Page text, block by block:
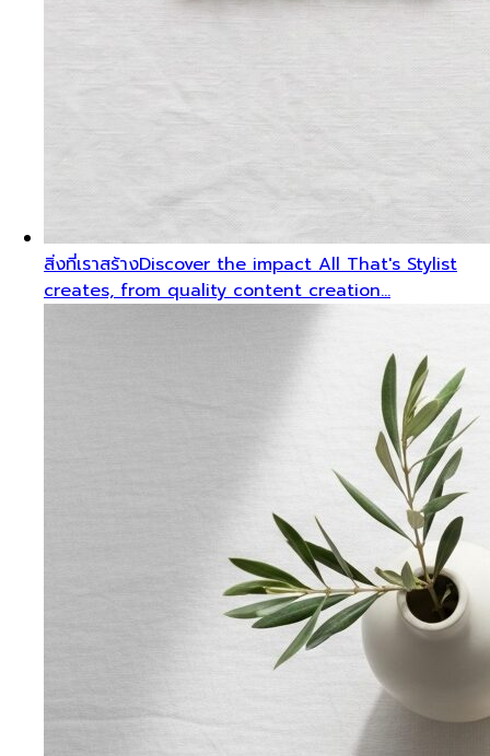
สิ่งที่เราสร้างDiscover the impact All That's Stylist
creates, from quality content creation…